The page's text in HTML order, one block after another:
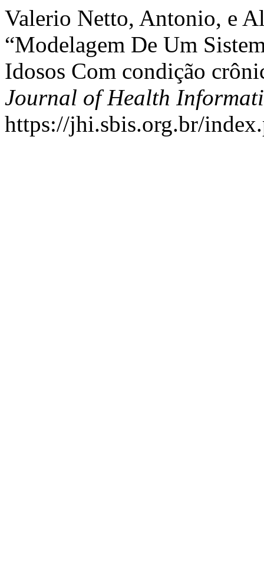
Valerio Netto, Antonio, e
“Modelagem De Um
Idosos Com condição
Journal of Health
https://jhi.sbis.org.br/